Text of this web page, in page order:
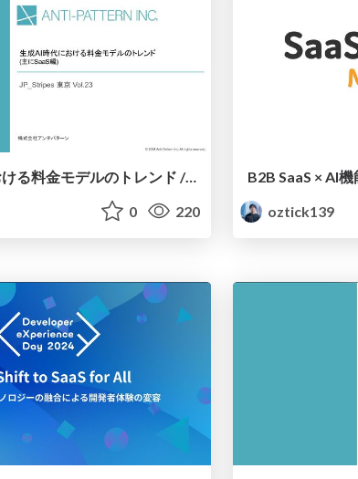
生成AI時代における料金モデルのトレンド / Trends in pricing models in the era of generative AI
0 220
oztick139